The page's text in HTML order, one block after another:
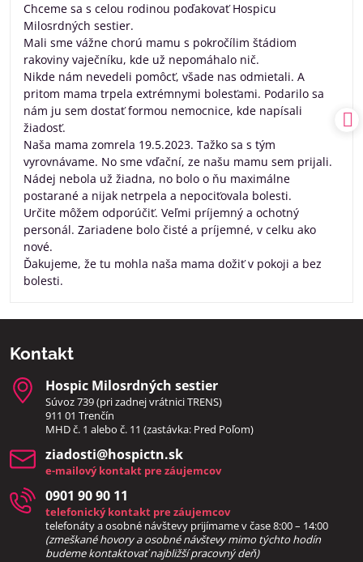
5
Chceme sa s celou rodinou poďakovať Hospicu
Milosrdných sestier.
Mali sme vážne chorú mamu s pokročílim štádiom
rakoviny vaječníku, kde už nepomáhalo nič.
Nikde nám nevedeli pomôcť, všade nas odmietali. A
pritom mama trpela extrémnymi bolesťami. Podarilo sa
nám ju sem dostať formou nemocnice, kde napísali
žiadosť.
Naša mama zomrela 19.5.2023. Tažko sa s tým
vyrovnávame. No sme vďační, ze našu mamu sem prijali.
Nádej nebola už žiadna, no bolo o ňu maximálne
postarané a nijak netrpela a nepociťovala bolesti.
Určite môžem odporúčiť. Veľmi príjemný a ochotný
personál. Zariadene bolo čisté a príjemné, v celku ako
nové.
Ďakujeme, že tu mohla naša mama dožiť v pokoji a bez
bolesti.
Kontakt
Hospic Milosrdných sestier
Súvoz 739 (pri zadnej vrátnici TRENS)
911 01 Trenčín
MHD č. 1 alebo č. 11 (zastávka: Pred Poľom)
ziadosti​@hospictn​.sk
e-mailový kontakt pre záujemcov
0901 90 90 11
telefonický kontakt pre záujemcov
telefonáty a osobné návštevy prijímame v čase 8:00 – 14:00
(zmeškané hovory a osobné návštevy mimo týchto hodín
budeme kontaktovať najbližší pracovný deň)